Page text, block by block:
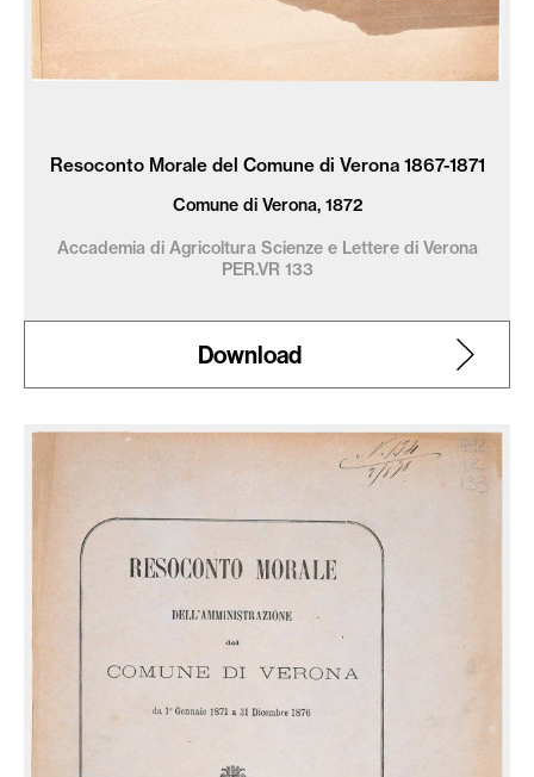
Resoconto Morale del Comune di Verona 1867-1871
Comune di Verona, 1872
Accademia di Agricoltura Scienze e Lettere di Verona
PER.VR 133
Download